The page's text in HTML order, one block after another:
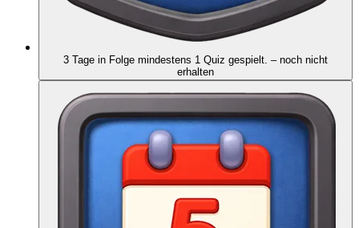
3 Tage in Folge mindestens 1 Quiz gespielt. – noch nicht
erhalten